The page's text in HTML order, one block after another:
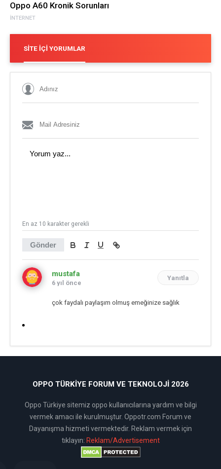
İNTERNET
Oppo A60 Kronik Sorunları
SITE İÇI YORUMLAR
Gönder
En az 10 karakter gerekli
mustafa
6 yıl önce
Yanıtla
çok faydalı paylaşım olmuş emeğinize sağlık
OPPO TÜRKIYE FORUM VE TEKNOLOJI 2026
Oppo Türkiye sitemiz oppo kullanıcılarına yardım ve bilgi
vermek amacı ile kurulmuştur. Oppotr.com Forum ve
Dayanışma hizmeti vermektedir. Reklam vermek için
tıklayın: Reklam/Advertisement